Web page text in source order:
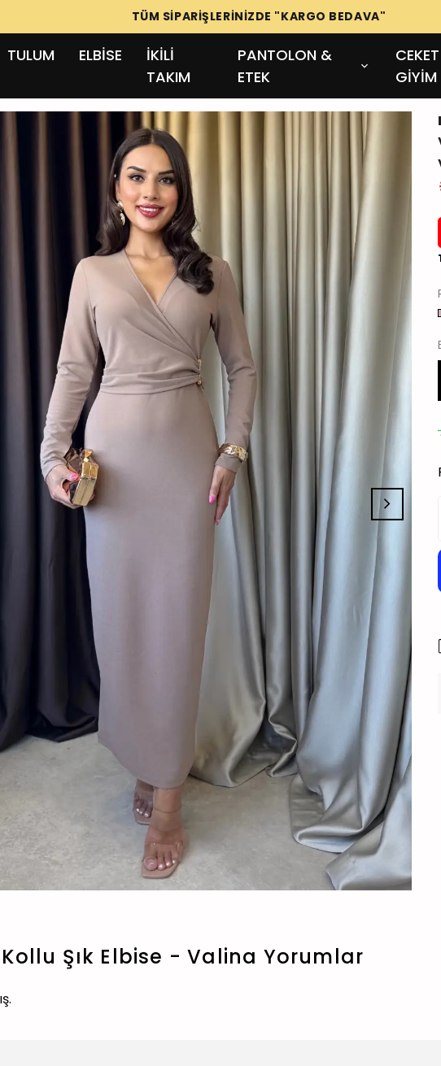
TÜM SİPARİŞLERİNİZDE "KARGO BEDAVA"
TULUM ELBİSE
İKİLİ
TAKIM
PANTOLON &
ETEK
GİYİM
Şık Elbise - Valina Yorumlar